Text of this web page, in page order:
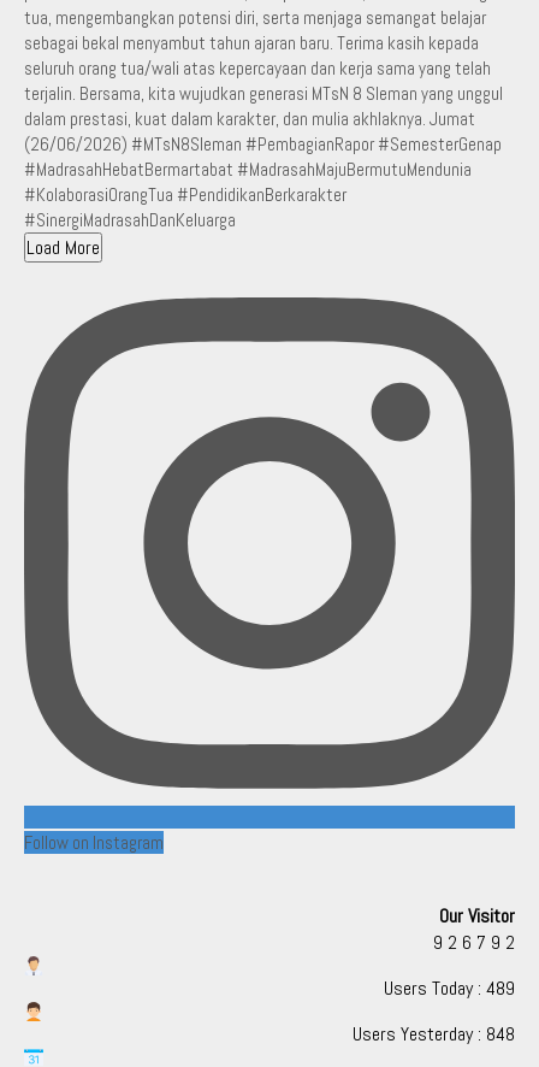
Load More
Follow on Instagram
Our Visitor
9 2 6 7 9 2
Users Today : 489
Users Yesterday : 848